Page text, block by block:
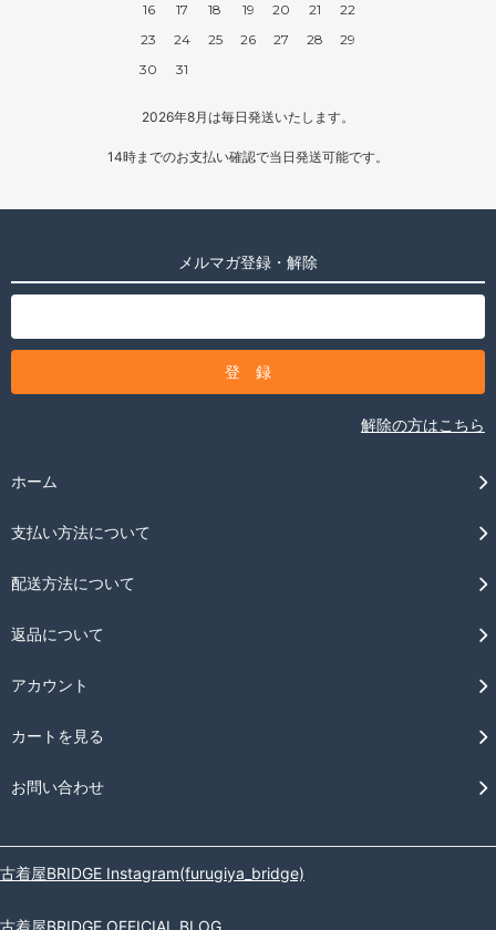
16
17 18 19 20 21
22
23
24 25 26 27 28
29
30
31
2026年8月は毎日発送いたします。
14時までのお支払い確認で当日発送可能です。
メルマガ登録・解除
解除の方はこちら
ホーム
支払い方法について
配送方法について
返品について
アカウント
カートを見る
お問い合わせ
古着屋BRIDGE Instagram(furugiya_bridge)